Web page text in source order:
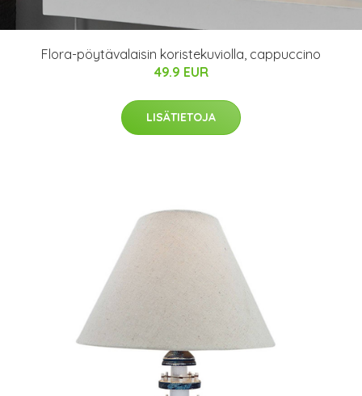
Flora-pöytävalaisin koristekuviolla, cappuccino
49.9 EUR
LISÄTIETOJA